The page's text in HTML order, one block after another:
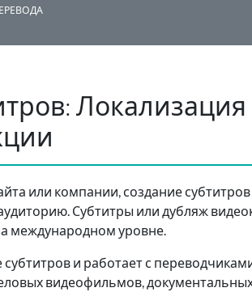
или компании, создание
Субтитры или дубляж
международном уровне.
и работает с
видеофильмов,